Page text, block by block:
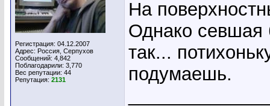
Регистрация: 04.12.2007
Адрес: Россия, Серпухов
Сообщений: 4,842
Поблагодарили: 3,770
Вес репутации: 44
Репутация: 2131
На
Однако севшая
так...
подумаешь.